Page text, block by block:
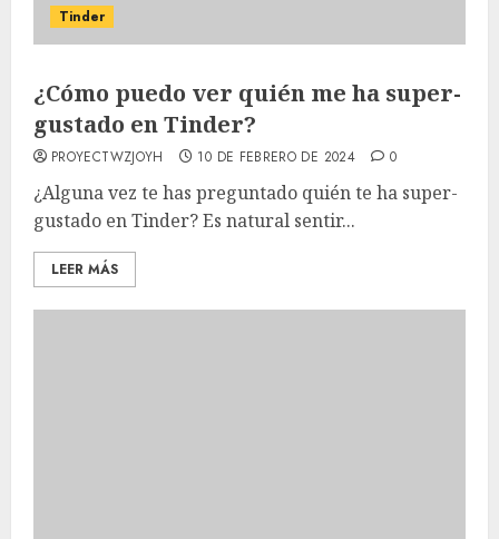
Tinder
¿Cómo puedo ver quién me ha super-
gustado en Tinder?
PROYECTWZJOYH 10 DE FEBRERO DE 2024 0
¿Alguna vez te has preguntado quién te ha super-
gustado en Tinder? Es natural sentir...
LEER MÁS